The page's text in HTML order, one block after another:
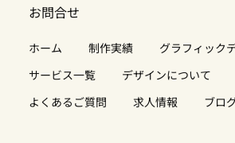
お問合せ
ホーム 制作実績
グラフィック
サービス一覧
デザインについて
よくあるご質問
求人情報 ブロ